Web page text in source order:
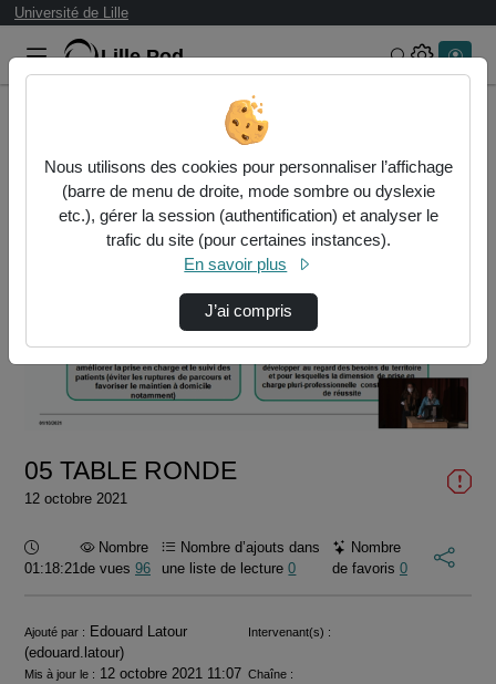
Université de Lille
Lille.Pod Rechercher
05 TABLE RONDE
Lire
la
05 TABLE RONDE
12 octobre 2021
Durée :
01:18:21
Nombre
de vues 96
Nombre d’ajouts dans
une liste de lecture0
Nombre
de favoris 0
Informations
Ajouté par : Edouard Latour
(edouard.latour)
Intervenant(s) :
Mis à jour le : 12 octobre 2021 11:07 Chaîne :
Nous utilisons des cookies pour personnaliser l’affichage
(barre de menu de droite, mode sombre ou dyslexie
etc.), gérer la session (authentification) et analyser le
trafic du site (pour certaines instances).
En savoir plus
J’ai compris